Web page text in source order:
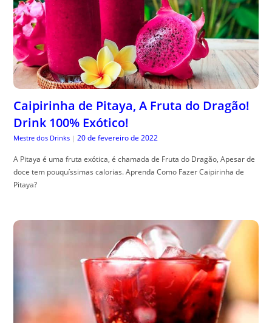
Caipirinha de Pitaya, A Fruta do Dragão!
Drink 100% Exótico!
Mestre dos Drinks | 20 de fevereiro de 2022
A Pitaya é uma fruta exótica, é chamada de Fruta do Dragão, Apesar de
doce tem pouquíssimas calorias. Aprenda Como Fazer Caipirinha de
Pitaya?